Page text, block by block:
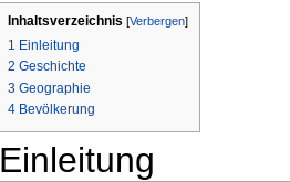
Inhaltsverzeichnis [Verbergen]
1 Einleitung
2 Geschichte
3 Geographie
4 Bevölkerung
Einleitung